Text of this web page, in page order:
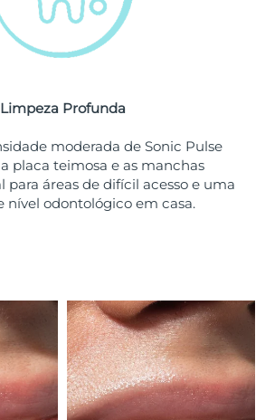
Limpeza Profunda
moderada de Sonic Pulse
placa teimosa e as manchas
para áreas de difícil acesso e uma
nível odontológico em casa.
Entrega prevista
Entrega prevista
Entrega prevista08/08/2026
Entrega prevista09/08/2026